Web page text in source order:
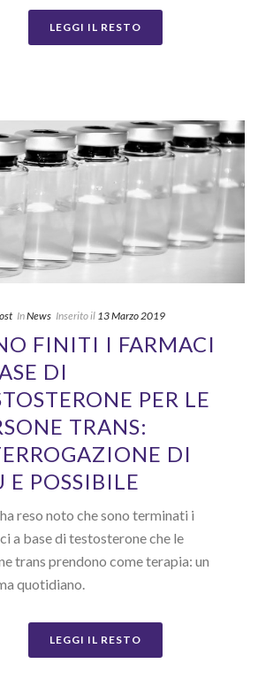
LEGGI IL RESTO
InNews Inserito il 13 Marzo 2019
FINITI I FARMACI
DI
PER LE
TRANS:
DI
E POSSIBILE
reso noto che sono terminati i
a base di testosterone che le
trans prendono come terapia: un
quotidiano.
LEGGI IL RESTO